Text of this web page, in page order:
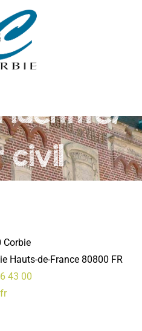
et
civil
Corbie
Hauts-de-France 80800 FR
43 00